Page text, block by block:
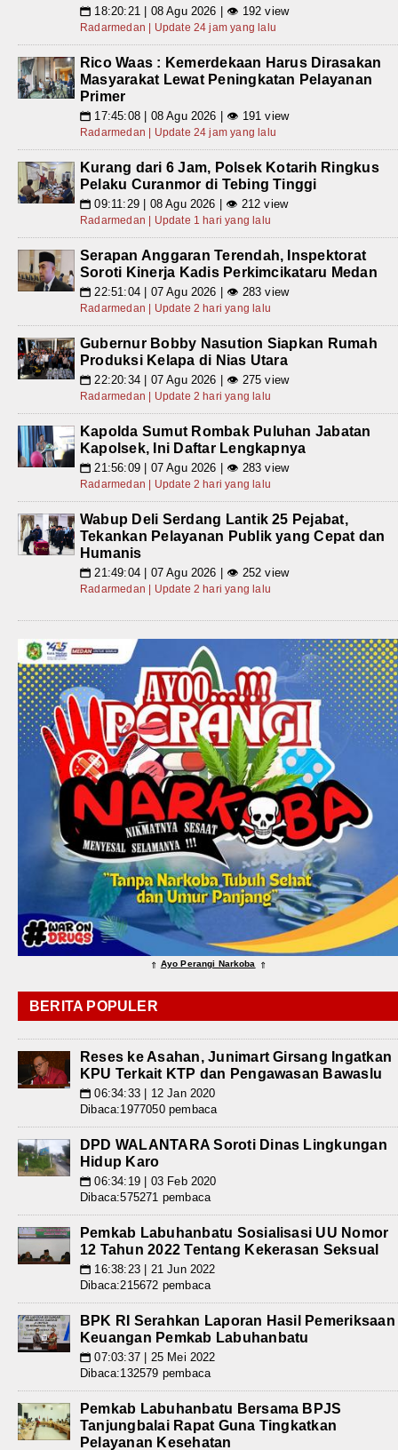
📅 18:20:21 | 08 Agu 2026 | 👁 192 view
Radarmedan | Update 24 jam yang lalu
Rico Waas : Kemerdekaan Harus Dirasakan
Masyarakat Lewat Peningkatan Pelayanan
Primer
📅 17:45:08 | 08 Agu 2026 | 👁 191 view
Radarmedan | Update 24 jam yang lalu
Kurang dari 6 Jam, Polsek Kotarih Ringkus
Pelaku Curanmor di Tebing Tinggi
📅 09:11:29 | 08 Agu 2026 | 👁 212 view
Radarmedan | Update 1 hari yang lalu
Serapan Anggaran Terendah, Inspektorat
Soroti Kinerja Kadis Perkimcikataru Medan
📅 22:51:04 | 07 Agu 2026 | 👁 283 view
Radarmedan | Update 2 hari yang lalu
Gubernur Bobby Nasution Siapkan Rumah
Produksi Kelapa di Nias Utara
📅 22:20:34 | 07 Agu 2026 | 👁 275 view
Radarmedan | Update 2 hari yang lalu
Kapolda Sumut Rombak Puluhan Jabatan
Kapolsek, Ini Daftar Lengkapnya
📅 21:56:09 | 07 Agu 2026 | 👁 283 view
Radarmedan | Update 2 hari yang lalu
Wabup Deli Serdang Lantik 25 Pejabat,
Tekankan Pelayanan Publik yang Cepat dan
Humanis
📅 21:49:04 | 07 Agu 2026 | 👁 252 view
Radarmedan | Update 2 hari yang lalu
⇑ Ayo Perangi Narkoba ⇑
BERITA POPULER
Reses ke Asahan, Junimart Girsang Ingatkan
KPU Terkait KTP dan Pengawasan Bawaslu
📅 06:34:33 | 12 Jan 2020
Dibaca:1977050 pembaca
DPD WALANTARA Soroti Dinas Lingkungan
Hidup Karo
📅 06:34:19 | 03 Feb 2020
Dibaca:575271 pembaca
Pemkab Labuhanbatu Sosialisasi UU Nomor
12 Tahun 2022 Tentang Kekerasan Seksual
📅 16:38:23 | 21 Jun 2022
Dibaca:215672 pembaca
BPK RI Serahkan Laporan Hasil Pemeriksaan
Keuangan Pemkab Labuhanbatu
📅 07:03:37 | 25 Mei 2022
Dibaca:132579 pembaca
Pemkab Labuhanbatu Bersama BPJS
Tanjungbalai Rapat Guna Tingkatkan
Pelayanan Kesehatan